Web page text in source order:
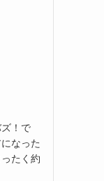
！で
なった
たく約